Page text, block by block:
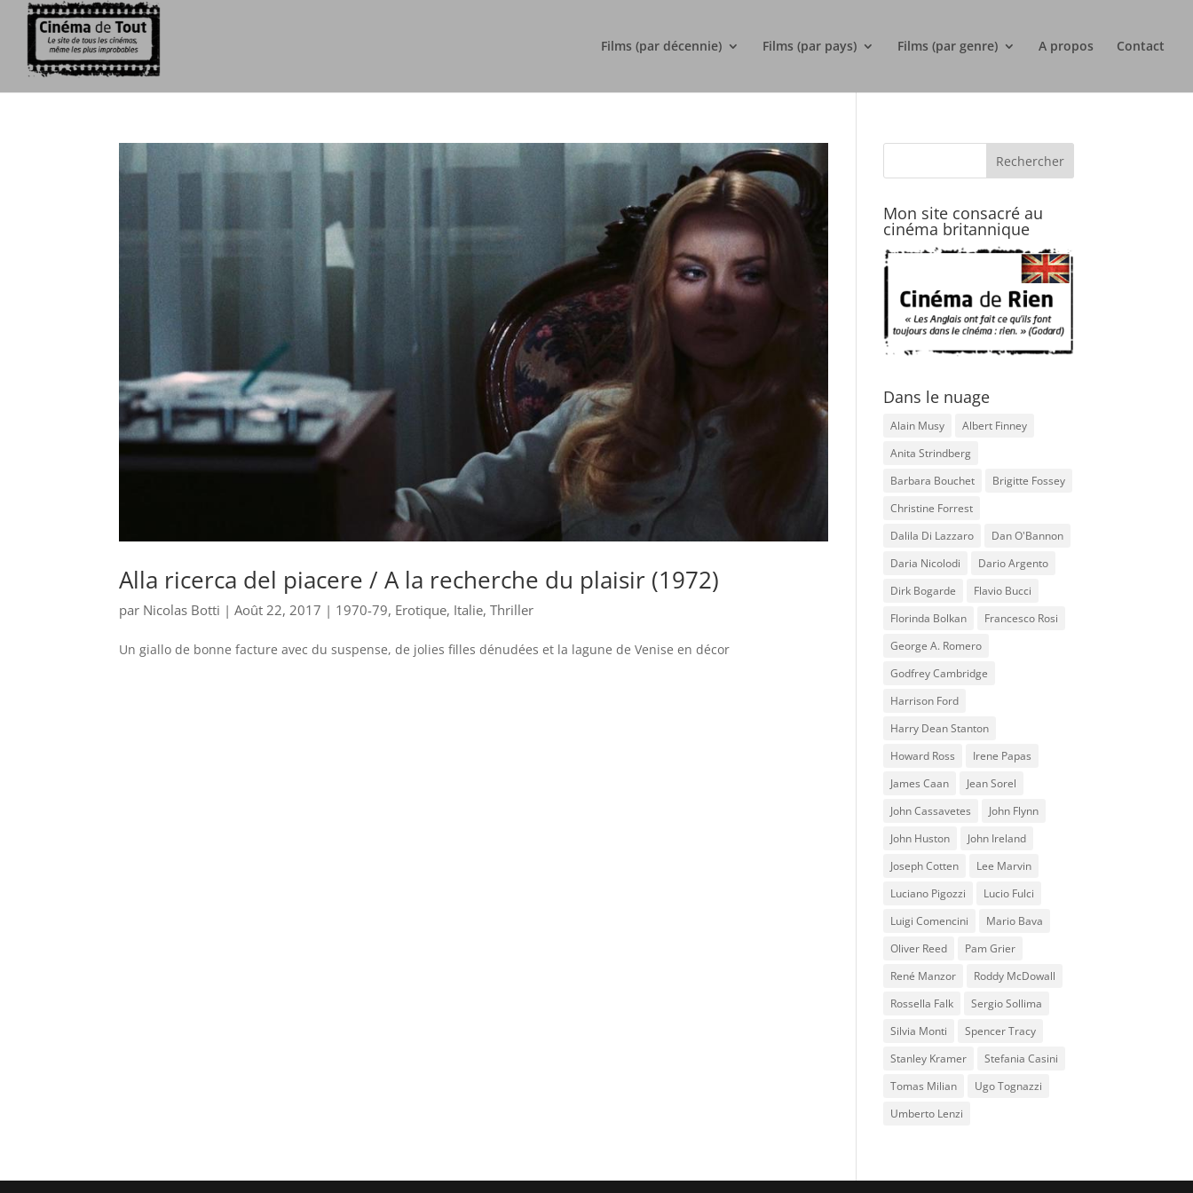
Films (par décennie) Films (par pays) Films (par genre) A propos Contact
Alla ricerca del piacere / A la recherche du plaisir (1972)
par Nicolas Botti |Août 22, 2017 | 1970-79, Erotique, Italie,Thriller
Un giallo de bonne facture avec du suspense, de jolies filles dénudées et la lagune de Venise en décor
Mon site consacré au
cinéma britannique
Dans le nuage
Alain Musy
Albert Finney
Anita Strindberg
Barbara Bouchet
Brigitte Fossey
Christine Forrest
Dalila Di Lazzaro
Dan O'Bannon
Daria Nicolodi
Dario Argento
Dirk Bogarde
Flavio Bucci
Florinda Bolkan
Francesco Rosi
George A. Romero
Godfrey Cambridge
Harrison Ford
Harry Dean Stanton
Howard Ross
Irene Papas
James Caan
Jean Sorel
John Cassavetes
John Flynn
John Huston
John Ireland
Joseph Cotten
Lee Marvin
Luciano Pigozzi
Lucio Fulci
Luigi Comencini
Mario Bava
Oliver Reed
Pam Grier
René Manzor
Roddy McDowall
Rossella Falk
Sergio Sollima
Silvia Monti
Spencer Tracy
Stanley Kramer
Stefania Casini
Tomas Milian
Ugo Tognazzi
Umberto Lenzi